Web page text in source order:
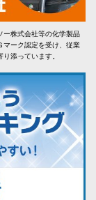
株式会社等の化学製品
マーク認定を受け、従業
添っています。